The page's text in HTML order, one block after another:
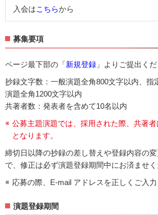
入会はこちらから
募集要項
ページ最下部の「新規登録 」よりご提出くだ
抄録文字数：一般演題全角800文字以内、指
演題全角1200文字以内
共著者数：発表者を含めて10名以内
公募主題演題では、採用された際、共著
となります。
締切日以降の抄録の差し替えや登録内容の
で、修正は必ず演題登録期間中にお済ませく
応募の際、E-mail アドレスを正しくご入力
演題登録期間